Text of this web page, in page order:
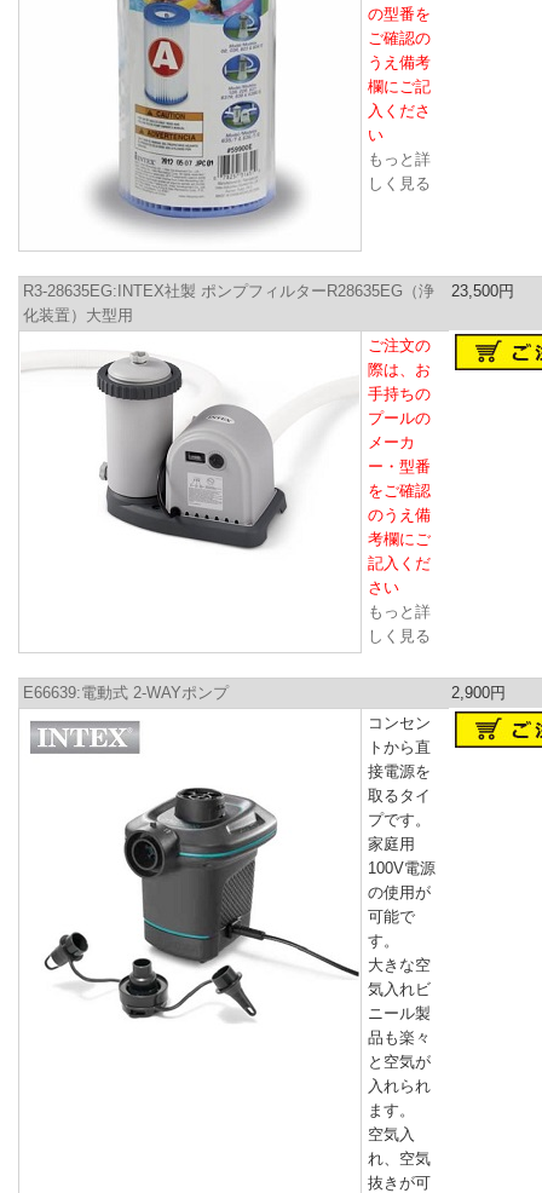
の型番を
ご確認の
うえ備考
欄にご記
入くださ
い
もっと詳
しく見る
R3-28635EG:INTEX社製 ポンプフィルターR28635EG（浄
化装置）大型用
23,500円
ご注文の
際は、お
手持ちの
プールの
メーカ
ー・型番
をご確認
のうえ備
考欄にご
記入くだ
さい
もっと詳
しく見る
E66639:電動式 2-WAYポンプ
2,900円
コンセン
トから直
接電源を
取るタイ
プです。
家庭用
100V電源
の使用が
可能で
す。
大きな空
気入れビ
ニール製
品も楽々
と空気が
入れられ
ます。
空気入
れ、空気
抜きが可